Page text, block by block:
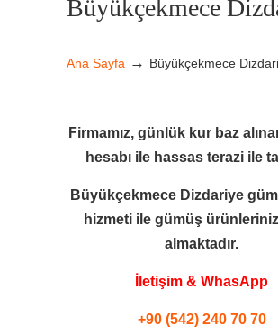
Büyükçekmece
Ana Sayfa → Büyükçekmece
Firmamız, günlük kur baz
hesabı ile hassas terazi ile
Büyükçekmece Dizdariye
hizmeti ile gümüş
almaktadır.
İletişim & WhasApp
+90 (542) 240 70 70